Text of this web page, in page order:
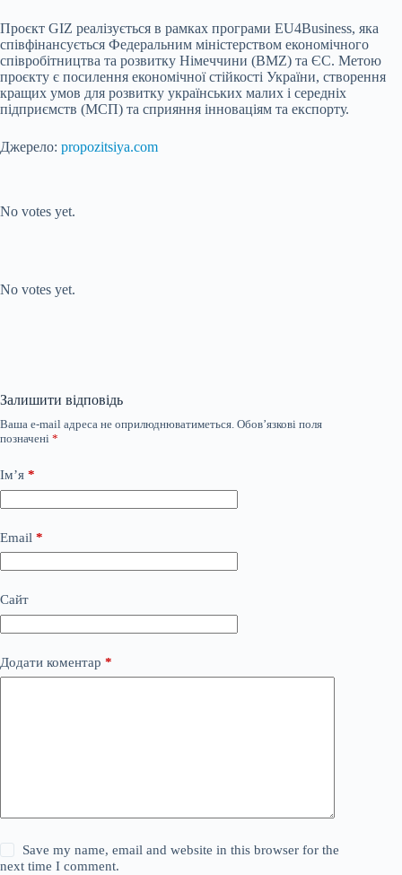
Проєкт GIZ реалізується в рамках програми EU4Business, яка
співфінансується Федеральним міністерством економічного
співробітництва та розвитку Німеччини (BMZ) та ЄС. Метою
проєкту є посилення економічної стійкості України, створення
кращих умов для розвитку українських малих і середніх
підприємств (МСП) та сприяння інноваціям та експорту.
Джерело: propozitsiya.com
No votes yet.
No votes yet.
Залишити відповідь
Ваша e-mail адреса не оприлюднюватиметься. Обов’язкові поля
позначені *
Ім’я *
Email *
Сайт
Додати коментар *
Save my name, email and website in this browser for the
next time I comment.